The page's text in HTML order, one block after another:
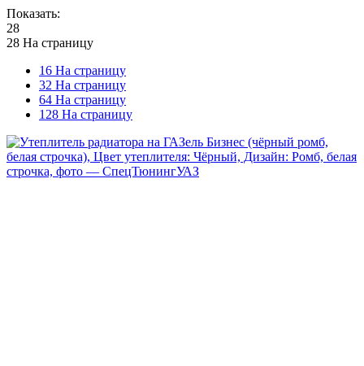
Показать:
28
28 На страницу
16 На страницу
32 На страницу
64 На страницу
128 На страницу